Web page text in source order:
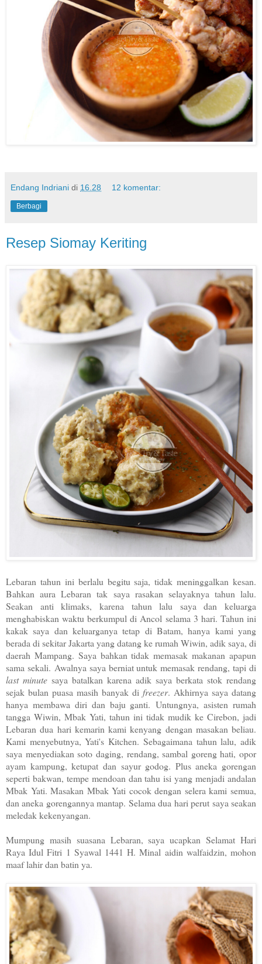
Endang Indriani di 16.28 12 komentar:
Berbagi
Resep Siomay Keriting
Lebaran tahun ini berlalu begitu saja, tidak meninggalkan kesan.
Bahkan aura Lebaran tak saya rasakan selayaknya tahun lalu.
Seakan anti klimaks, karena tahun lalu saya dan keluarga
menghabiskan waktu berkumpul di Ancol selama 3 hari. Tahun ini
kakak saya dan keluarganya tetap di Batam, hanya kami yang
berada di sekitar Jakarta yang datang ke rumah Wiwin, adik saya, di
daerah Mampang. Saya bahkan tidak memasak makanan apapun
sama sekali. Awalnya saya berniat untuk memasak rendang, tapi di
last minute saya batalkan karena adik saya berkata stok rendang
sejak bulan puasa masih banyak di freezer. Akhirnya saya datang
hanya membawa diri dan baju ganti. Untungnya, asisten rumah
tangga Wiwin, Mbak Yati, tahun ini tidak mudik ke Cirebon, jadi
Lebaran dua hari kemarin kami kenyang dengan masakan beliau.
Kami menyebutnya, Yati's Kitchen. Sebagaimana tahun lalu, adik
saya menyediakan soto daging, rendang, sambal goreng hati, opor
ayam kampung, ketupat dan sayur godog. Plus aneka gorengan
seperti bakwan, tempe mendoan dan tahu isi yang menjadi andalan
Mbak Yati. Masakan Mbak Yati cocok dengan selera kami semua,
dan aneka gorengannya mantap. Selama dua hari perut saya seakan
meledak kekenyangan.
Mumpung masih suasana Lebaran, saya ucapkan Selamat Hari
Raya Idul Fitri 1 Syawal 1441 H. Minal aidin walfaidzin, mohon
maaf lahir dan batin ya.